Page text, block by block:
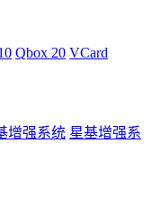
Qbox 20 VCard
增强系统 星基增强系